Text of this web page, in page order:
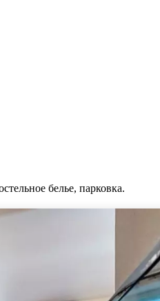
белье, парковка.